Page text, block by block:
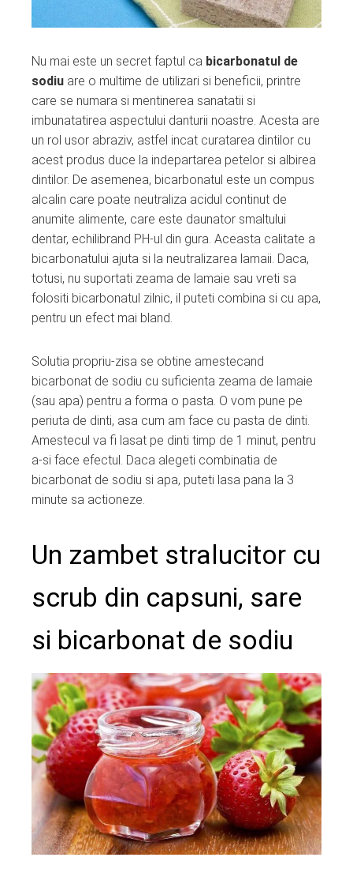
Nu mai este un secret faptul ca bicarbonatul de
sodiu are o multime de utilizari si beneficii, printre
care se numara si mentinerea sanatatii si
imbunatatirea aspectului danturii noastre. Acesta are
un rol usor abraziv, astfel incat curatarea dintilor cu
acest produs duce la indepartarea petelor si albirea
dintilor. De asemenea, bicarbonatul este un compus
alcalin care poate neutraliza acidul continut de
anumite alimente, care este daunator smaltului
dentar, echilibrand PH-ul din gura. Aceasta calitate a
bicarbonatului ajuta si la neutralizarea lamaii. Daca,
totusi, nu suportati zeama de lamaie sau vreti sa
folositi bicarbonatul zilnic, il puteti combina si cu apa,
pentru un efect mai bland.
Solutia propriu-zisa se obtine amestecand
bicarbonat de sodiu cu suficienta zeama de lamaie
(sau apa) pentru a forma o pasta. O vom pune pe
periuta de dinti, asa cum am face cu pasta de dinti.
Amestecul va fi lasat pe dinti timp de 1 minut, pentru
a-si face efectul. Daca alegeti combinatia de
bicarbonat de sodiu si apa, puteti lasa pana la 3
minute sa actioneze.
Un zambet stralucitor cu
scrub din capsuni, sare
si bicarbonat de sodiu